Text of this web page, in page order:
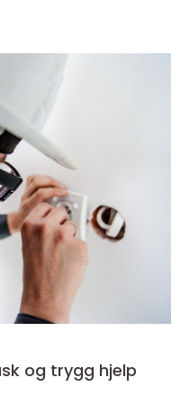
og trygg hjelp